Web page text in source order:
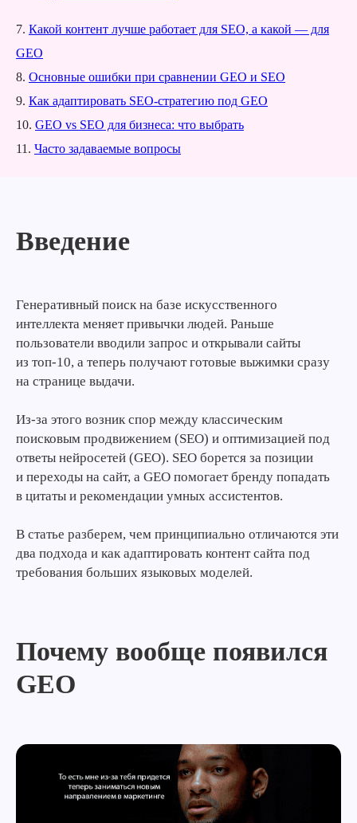
7. Какой контент лучше работает для SEO, а какой — для
GEO
8. Основные ошибки при сравнении GEO и SEO
9. Как адаптировать SEO-стратегию под GEO
10. GEO vs SEO для бизнеса: что выбрать
11. Часто задаваемые вопросы
Введение
Генеративный поиск на базе искусственного
интеллекта меняет привычки людей. Раньше
пользователи вводили запрос и открывали сайты
из топ-10, а теперь получают готовые выжимки сразу
на странице выдачи.
Из-за этого возник спор между классическим
поисковым продвижением (SEO) и оптимизацией под
ответы нейросетей (GEO). SEO борется за позиции
и переходы на сайт, а GEO помогает бренду попадать
в цитаты и рекомендации умных ассистентов.
В статье разберем, чем принципиально отличаются эти
два подхода и как адаптировать контент сайта под
требования больших языковых моделей.
Почему вообще появился
GEO